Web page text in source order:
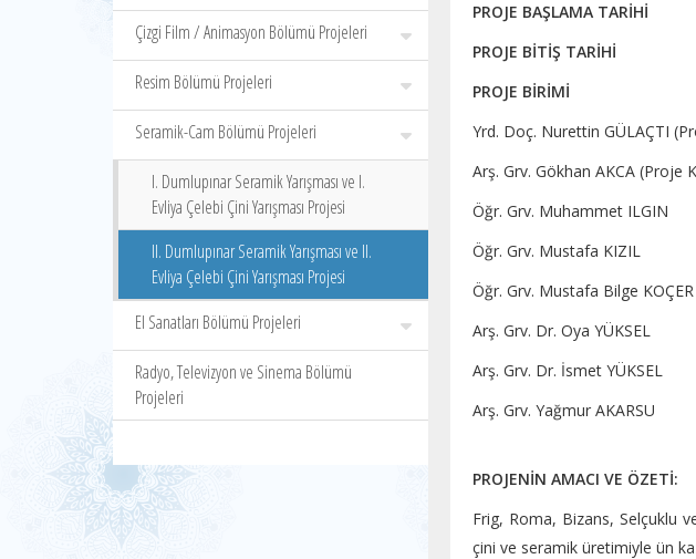
Çizgi Film / Animasyon Bölümü Projeleri
Resim Bölümü Projeleri
Seramik-Cam Bölümü Projeleri
I. Dumlupınar Seramik Yarışması ve I.
Evliya Çelebi Çini Yarışması Projesi
II. Dumlupınar Seramik Yarışması ve II.
Evliya Çelebi Çini Yarışması Projesi
El Sanatları Bölümü Projeleri
Radyo, Televizyon ve Sinema Bölümü
Projeleri
PROJE BAŞLAMA
PROJE BİTİŞ
PROJE BİRİMİ
Yrd. Doç. Nurettin GÜLAÇTI
Arş. Grv. Gökhan AKCA (Proje
Öğr. Grv. Muhammet ILGIN
Öğr. Grv. Mustafa KIZIL
Öğr. Grv. Mustafa Bilge KOÇER
Arş. Grv. Dr. Oya YÜKSEL
Arş. Grv. Dr. İsmet YÜKSEL
Arş. Grv. Yağmur AKARSU
PROJENİN AMACI VE ÖZETİ:
Frig, Roma, Bizans, Selçuklu
çini ve seramik üretimiyle ün